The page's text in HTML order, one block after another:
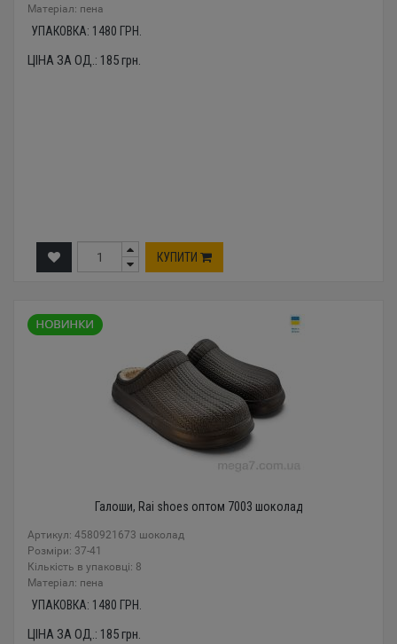
Mатеріал: пена
УПАКОВКА: 1480 ГРН.
ЦІНА ЗА ОД.: 185грн.
КУПИТИ
Галоши, Rai shoes оптом 7003 шоколад
Артикул: 4580921673 шоколад
Розміри: 37-41
Кількість в упаковці: 8
Mатеріал: пена
УПАКОВКА: 1480 ГРН.
ЦІНА ЗА ОД.: 185грн.